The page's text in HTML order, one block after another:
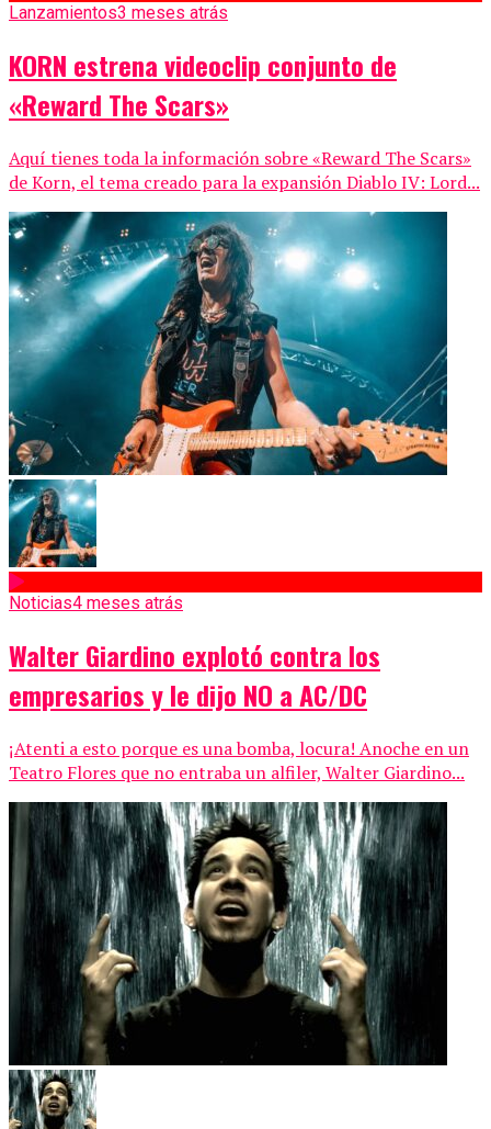
Lanzamientos3 meses atrás
KORN estrena videoclip conjunto de
«Reward The Scars»
Aquí tienes toda la información sobre «Reward The Scars»
de Korn, el tema creado para la expansión Diablo IV: Lord...
Noticias4 meses atrás
Walter Giardino explotó contra los
empresarios y le dijo NO a AC/DC
¡Atenti a esto porque es una bomba, locura! Anoche en un
Teatro Flores que no entraba un alfiler, Walter Giardino...